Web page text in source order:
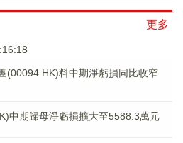
更多
(00094.HK)料中期淨虧損同比收窄
中期歸母淨虧損擴大至5588.3萬元